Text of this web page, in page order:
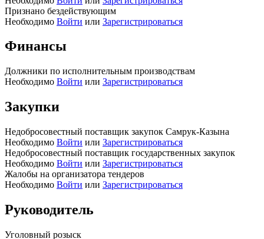
Признано бездействующим
Необходимо Войти или Зарегистрироваться
Финансы
Должники по исполнительным производствам
Необходимо Войти или Зарегистрироваться
Закупки
Недобросовестный поставщик закупок Самрук-Казына
Необходимо Войти или Зарегистрироваться
Недобросовестный поставщик государственных закупок
Необходимо Войти или Зарегистрироваться
Жалобы на организатора тендеров
Необходимо Войти или Зарегистрироваться
Руководитель
Уголовный розыск